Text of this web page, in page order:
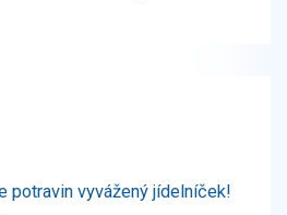
potravin vyvážený jídelníček!